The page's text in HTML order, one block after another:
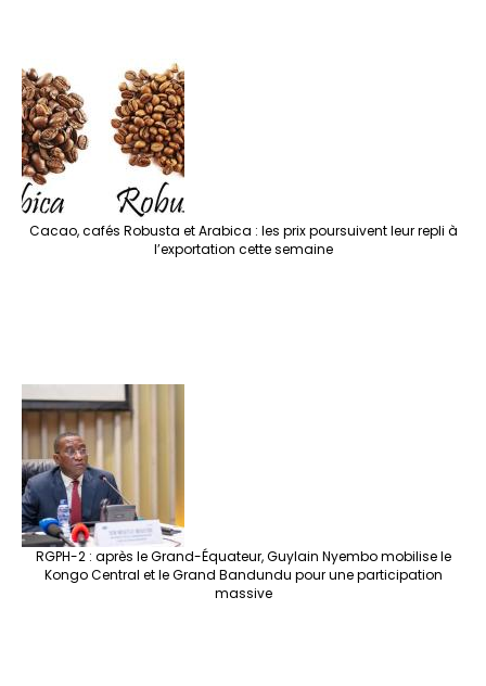
Cacao, cafés Robusta et Arabica : les prix poursuivent leur repli à
l’exportation cette semaine
RGPH-2 : après le Grand-Équateur, Guylain Nyembo mobilise le
Kongo Central et le Grand Bandundu pour une participation
massive